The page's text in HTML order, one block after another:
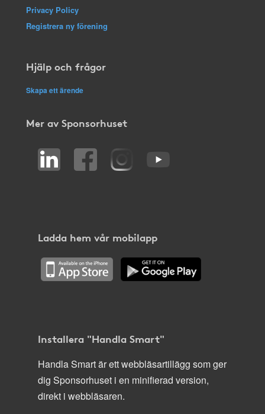
Privacy Policy
Registrera ny förening
Hjälp och frågor
Skapa ett ärende
Mer av Sponsorhuset
Ladda hem vår mobilapp
Installera "Handla Smart"
Handla Smart är ett webbläsartillägg som ger
dig Sponsorhuset i en minifierad version,
direkt i webbläsaren.